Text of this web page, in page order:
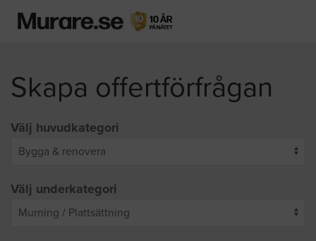
Skapa offertförfrågan
Välj huvudkategori
Välj underkategori